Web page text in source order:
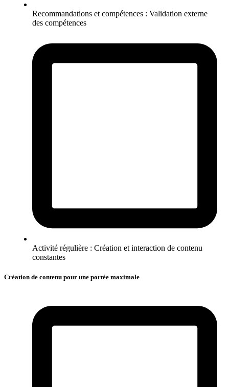
Recommandations et compétences : Validation externe
des compétences
Activité régulière : Création et interaction de contenu
constantes
Création de contenu pour une portée maximale